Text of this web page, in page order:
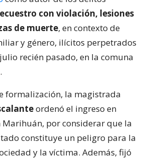
con violación, lesiones
de muerte, en contexto de
y género, ilícitos perpetrados
recién pasado, en la comuna
.
formalización, la magistrada
ordenó el ingreso en
Marihuán, por considerar que la
constituye un peligro para la
y la víctima. Además, fijó